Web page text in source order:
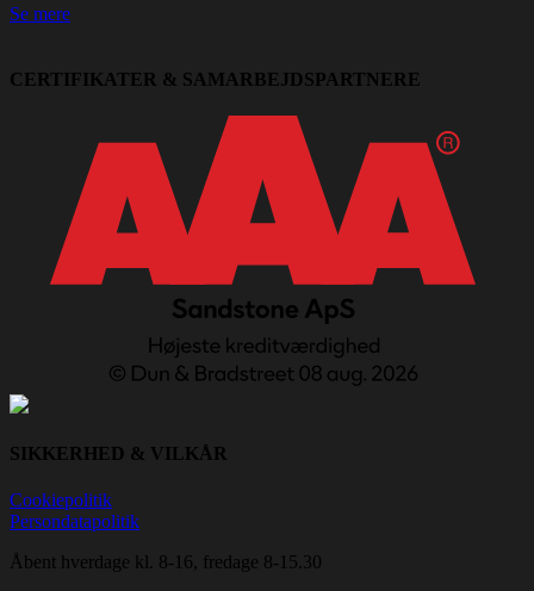
Se mere
CERTIFIKATER & SAMARBEJDSPARTNERE
SIKKERHED & VILKÅR
Cookiepolitik
Persondatapolitik
Åbent hverdage kl. 8-16, fredage 8-15.30